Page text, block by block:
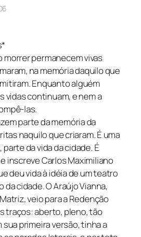
morrer permanecem vivas
na memória daquilo que
Enquanto alguém
vidas continuam, e nem a
las.
parte da memória da
naquilo que criaram. É uma
da vida da cidade. É
inscreve Carlos Maximiliano
deu vida à idéia de um teatro
da cidade. O Araújo Vianna,
veio para a Redenção
traços: aberto, pleno, tão
primeira versão, tinha a